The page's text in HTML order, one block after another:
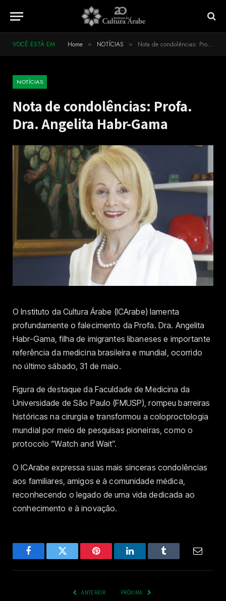
VOCÊ ESTÁ EM: Home » NOTÍCIAS » Nota de condolências: Profa. Dra. Angelita Habr-Gama
NOTÍCIAS
Nota de condolências: Profa.
Dra. Angelita Habr-Gama
O Instituto da Cultura Árabe (ICArabe) lamenta
profundamente o falecimento da Profa. Dra. Angelita
Habr-Gama, filha de imigrantes libaneses e importante
referência da medicina brasileira e mundial, ocorrido
no último sábado, 31 de maio.
Figura de destaque da Faculdade de Medicina da
Universidade de São Paulo (FMUSP), rompeu barreiras
históricas na cirurgia e transformou a coloproctologia
mundial por meio de pesquisas pioneiras, como o
protocolo “Watch and Wait”.
O ICArabe expressa suas mais sinceras condolências
aos familiares, amigos e à comunidade médica,
reconhecendo o legado de uma vida dedicada ao
conhecimento e à inovação.
FacebookTwitter Pinterest LinkedInTumblr Email
ANTERIOR PRÓXIMA